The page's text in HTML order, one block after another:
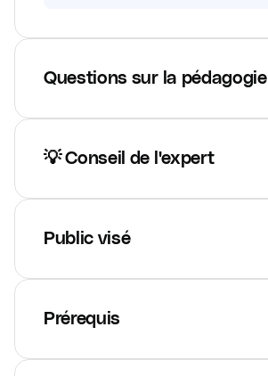
Questions sur la pédagogie
💡 Conseil de l'expert
Public visé
Prérequis